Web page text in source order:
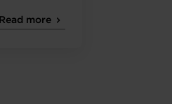
Read more